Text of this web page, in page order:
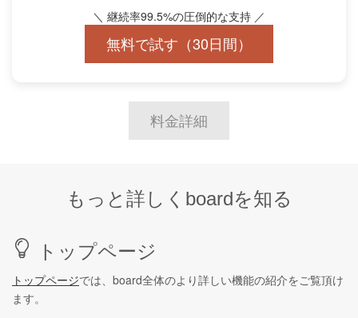
＼ 継続率99.5%の圧倒的な支持 ／
無料で試す（30日間）
料金詳細
もっと詳しくboardを知る
トップページ
トップページでは、board全体のより詳しい機能の紹介をご覧頂け
ます。